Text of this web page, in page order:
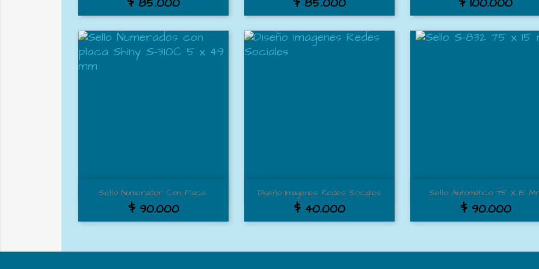
$ 85.000 $ 85.000 $ 100.000
Sello Numerador Con Placa...
$ 90.000
Vista rápida Diseño Imagenes Redes Sociales
$ 40.000
Vista rápida Sello Automático 75 X 15
$ 90.000
Vista rápida